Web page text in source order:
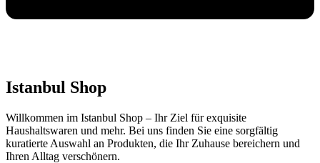
Istanbul Shop
Willkommen im Istanbul Shop – Ihr Ziel für exquisite
Haushaltswaren und mehr. Bei uns finden Sie eine sorgfältig
kuratierte Auswahl an Produkten, die Ihr Zuhause bereichern und
Ihren Alltag verschönern.